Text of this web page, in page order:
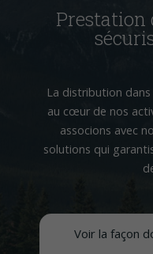
Prestation
La distribution
au cœur de nos
associons avec
solutions qui
Voir la façon